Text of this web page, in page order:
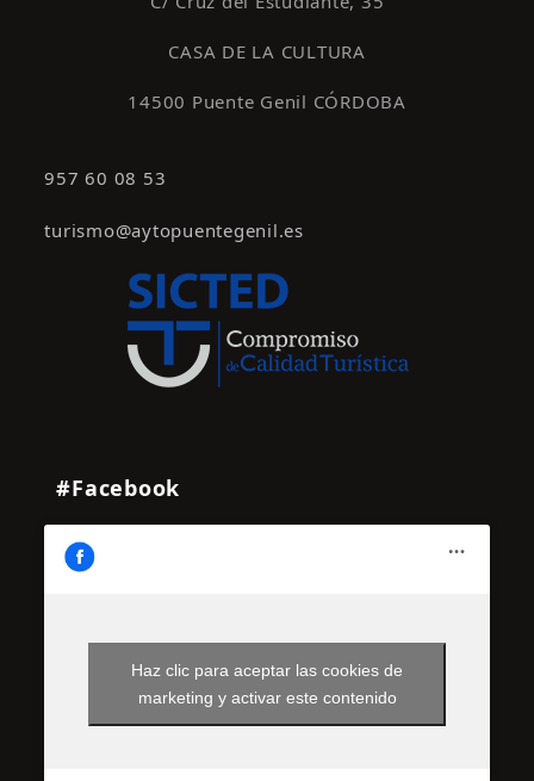
CASA DE LA CULTURA
14500 Puente Genil CÓRDOBA
957 60 08 53
turismo@aytopuentegenil.es
#Facebook
Haz clic para aceptar las cookies de
marketing y activar este contenido